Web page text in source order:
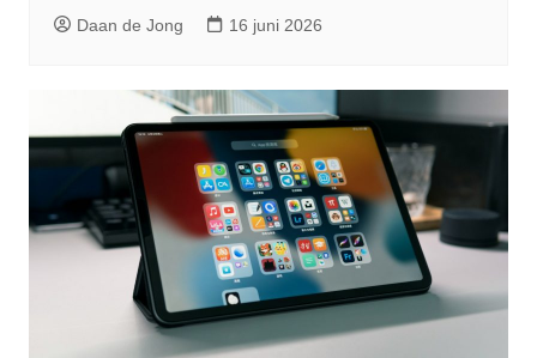
Daan de Jong 16 juni 2026